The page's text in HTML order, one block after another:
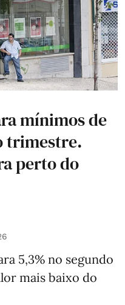
mínimos de
trimestre.
perto do
5,3% no segundo
mais baixo do